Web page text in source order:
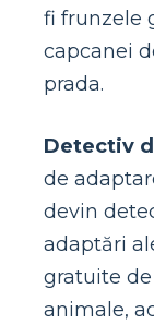
fi frunzele
capcanei
prada.
Detectiv
de
devin
adaptări
gratuite
animale,